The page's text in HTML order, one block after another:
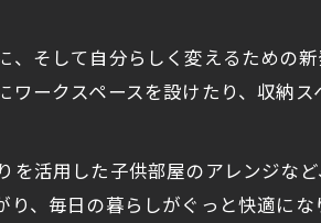
リフォーム水回りの選び方
したリフォーム提案集
そして自分らしく変えるための
ークスペースを設けたり、収納
活用した子供部屋のアレンジな
、毎日の暮らしがぐっと快適にな